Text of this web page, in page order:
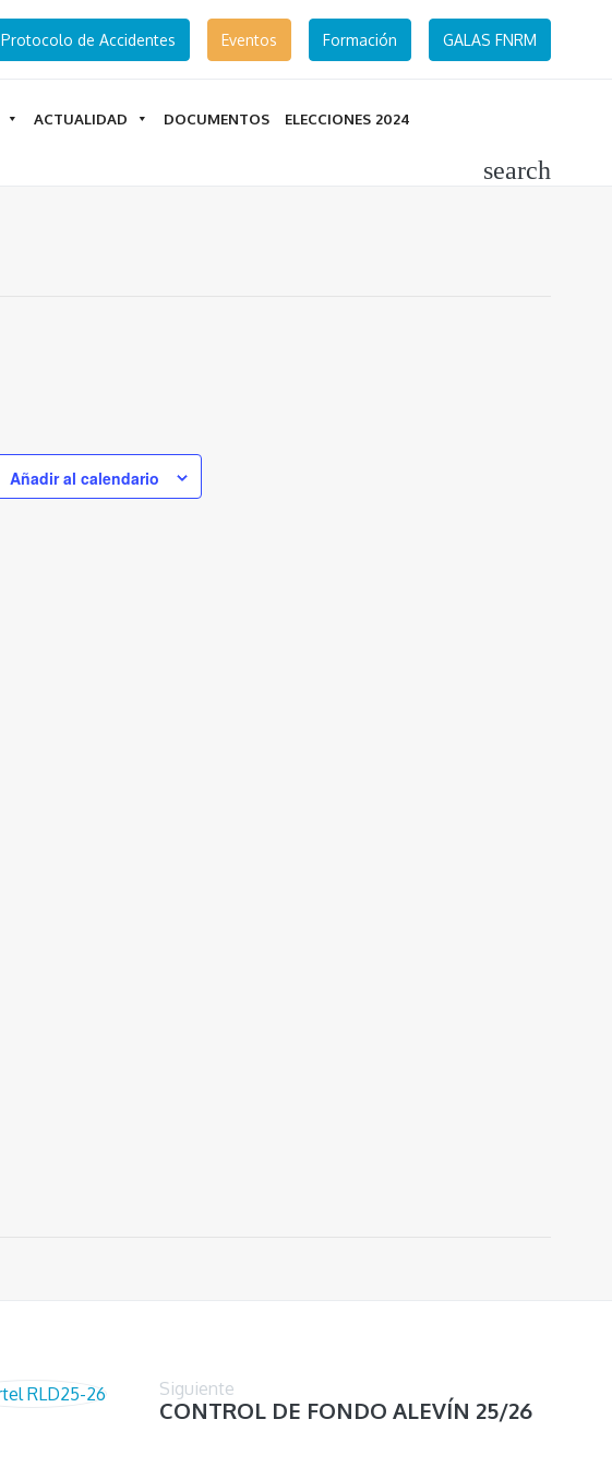
Protocolo de Accidentes Eventos Formación GALAS FNRM
ACTUALIDAD DOCUMENTOS ELECCIONES 2024
search
Añadir al calendario
Siguiente
CONTROL DE FONDO ALEVÍN 25/26